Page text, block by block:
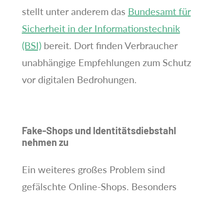
stellt unter anderem das Bundesamt für
Sicherheit in der Informationstechnik
(BSI)bereit. Dort finden Verbraucher
unabhängige Empfehlungen zum Schutz
vor digitalen Bedrohungen.
Fake-Shops und Identitätsdiebstahl
nehmen zu
Ein weiteres großes Problem sind
gefälschte Online-Shops. Besonders